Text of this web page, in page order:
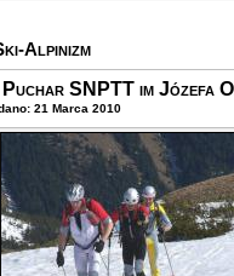
Alpinizm
SNPTT im Józefa
21 Marca 2010